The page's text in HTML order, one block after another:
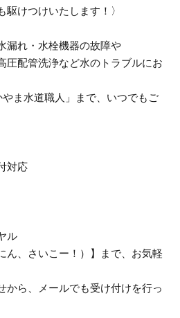
駆けつけいたします！〉
漏れ・水栓機器の故障や
圧配管洗浄など水のトラブルにお
ま水道職人」まで、いつでもご
対応
ル
ん、さいこー！）】まで、お気軽
から、メールでも受け付けを行っ